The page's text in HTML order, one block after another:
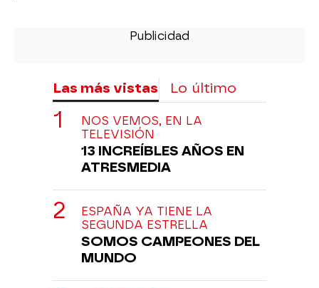
Las más vistas Lo último
NOS VEMOS, EN LA
TELEVISIÓN
13 INCREÍBLES AÑOS EN
ATRESMEDIA
ESPAÑA YA TIENE LA
SEGUNDA ESTRELLA
SOMOS CAMPEONES DEL
MUNDO